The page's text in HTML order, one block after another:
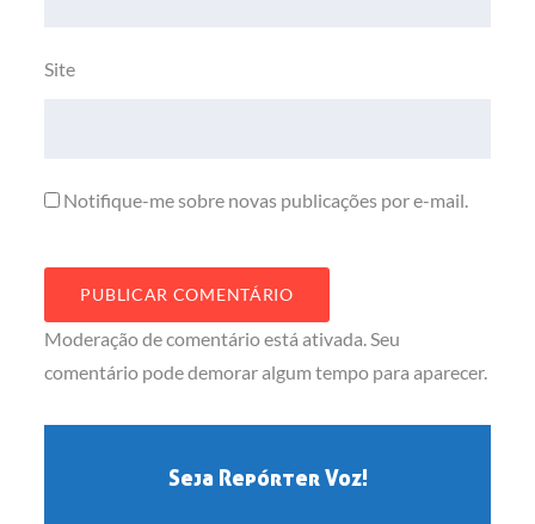
Site
Notifique-me sobre novas publicações por e-mail.
Moderação de comentário está ativada. Seu
comentário pode demorar algum tempo para aparecer.
Seja Repórter Voz!